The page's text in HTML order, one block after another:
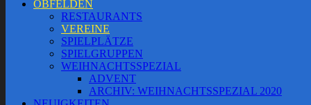
OBFELDEN
RESTAURANTS
VEREINE
SPIELPLÄTZE
SPIELGRUPPEN
WEIHNACHTSSPEZIAL
ADVENT
ARCHIV: WEIHNACHTSSPEZIAL 2020